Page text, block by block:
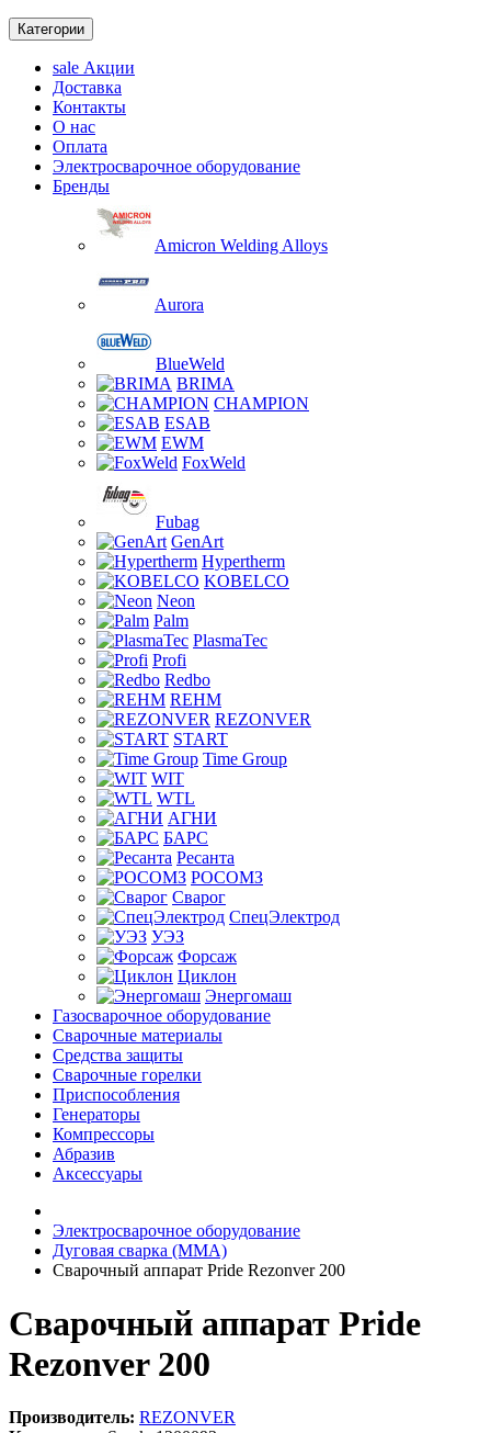
Категории
sale Акции
Доставка
Контакты
О нас
Оплата
Электросварочное оборудование
Бренды
Amicron Welding Alloys
Aurora
BlueWeld
BRIMA
CHAMPION
ESAB
EWM
FoxWeld
Fubag
GenArt
Hypertherm
KOBELCO
Neon
Palm
PlasmaTec
Profi
Redbo
REHM
REZONVER
START
Time Group
WIT
WTL
АГНИ
БАРС
Ресанта
РОСОМЗ
Сварог
СпецЭлектрод
УЭЗ
Форсаж
Циклон
Энергомаш
Газосварочное оборудование
Сварочные материалы
Средства защиты
Сварочные горелки
Приспособления
Генераторы
Компрессоры
Абразив
Аксессуары
Электросварочное оборудование
Дуговая сварка (MMA)
Сварочный аппарат Pride Rezonver 200
Сварочный аппарат Pride
Rezonver 200
Производитель: REZONVER